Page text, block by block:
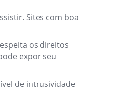
Sites com boa
os direitos
expor seu
de intrusividade